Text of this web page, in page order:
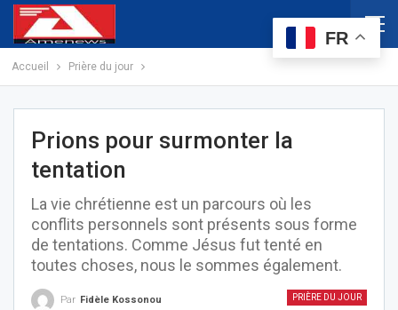
Accueil Prière du jour
Prions pour surmonter la
tentation
La vie chrétienne est un parcours où les
conflits personnels sont présents sous forme
de tentations. Comme Jésus fut tenté en
toutes choses, nous le sommes également.
PRIÈRE DU JOUR
Par Fidèle Kossonou
FR